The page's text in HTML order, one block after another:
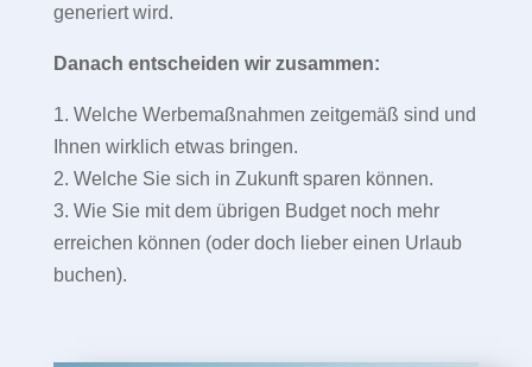
generiert wird.
Danach entscheiden wir zusammen:
1. Welche Werbemaßnahmen zeitgemäß sind und
Ihnen wirklich etwas bringen.
2. Welche Sie sich in Zukunft sparen können.
3. Wie Sie mit dem übrigen Budget noch mehr
erreichen können (oder doch lieber einen Urlaub
buchen).